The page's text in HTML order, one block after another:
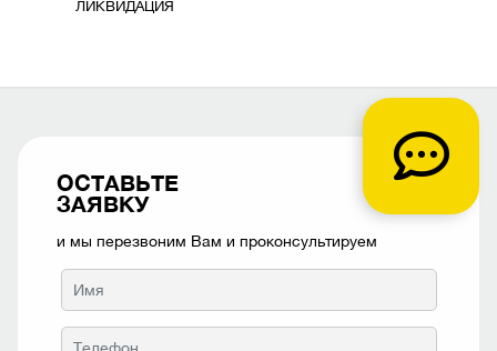
ЛИКВИДАЦИЯ
ОСТАВЬТЕ
ЗАЯВКУ
и мы перезвоним Вам и проконсультируем